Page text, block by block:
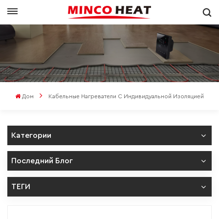
Дом Кабельные Нагреватели С Индивидуальной Изоляцией
Категории
Последний Блог
ТЕГИ